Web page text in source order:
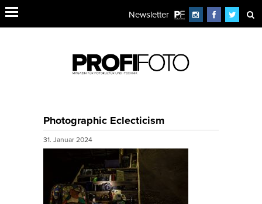
Newsletter
Photographic Eclecticism
31. Januar 2024